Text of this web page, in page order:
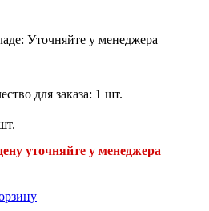
Уточняйте у менеджера
для заказа: 1 шт.
уточняйте у менеджера